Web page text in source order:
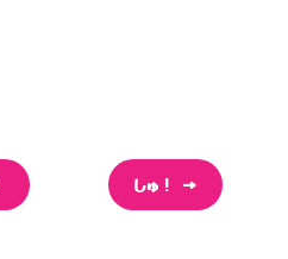
しゅ！ →